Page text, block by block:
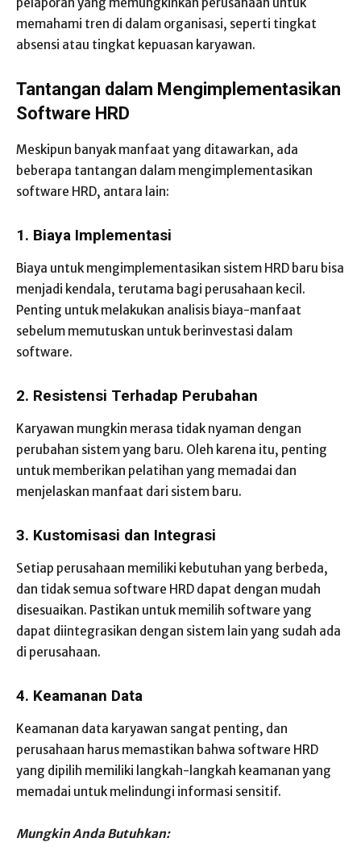
pelaporan yang memungkinkan perusahaan untuk
memahami tren di dalam organisasi, seperti tingkat
absensi atau tingkat kepuasan karyawan.
Tantangan dalam Mengimplementasikan
Software HRD
Meskipun banyak manfaat yang ditawarkan, ada
beberapa tantangan dalam mengimplementasikan
software HRD, antara lain:
1. Biaya Implementasi
Biaya untuk mengimplementasikan sistem HRD baru bisa
menjadi kendala, terutama bagi perusahaan kecil.
Penting untuk melakukan analisis biaya-manfaat
sebelum memutuskan untuk berinvestasi dalam
software.
2. Resistensi Terhadap Perubahan
Karyawan mungkin merasa tidak nyaman dengan
perubahan sistem yang baru. Oleh karena itu, penting
untuk memberikan pelatihan yang memadai dan
menjelaskan manfaat dari sistem baru.
3. Kustomisasi dan Integrasi
Setiap perusahaan memiliki kebutuhan yang berbeda,
dan tidak semua software HRD dapat dengan mudah
disesuaikan. Pastikan untuk memilih software yang
dapat diintegrasikan dengan sistem lain yang sudah ada
di perusahaan.
4. Keamanan Data
Keamanan data karyawan sangat penting, dan
perusahaan harus memastikan bahwa software HRD
yang dipilih memiliki langkah-langkah keamanan yang
memadai untuk melindungi informasi sensitif.
Mungkin Anda Butuhkan: